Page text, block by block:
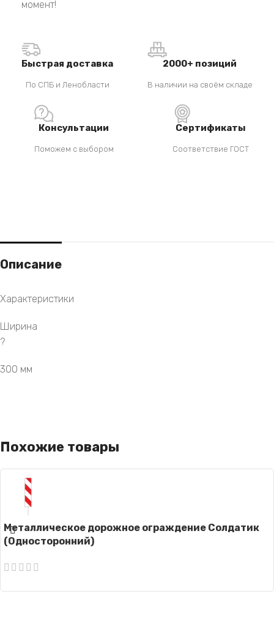
момент!
Быстрая доставка
По СПБ и Ленобласти
2000+ позиций
В наличии на своём складе
Консультации
Поможем с выбором
Сертификаты
Соответствие ГОСТ
Описание
Характеристики
Ширина
?
300 мм
Похожие товары
Металлическое дорожное ограждение Солдатик
(Односторонний)